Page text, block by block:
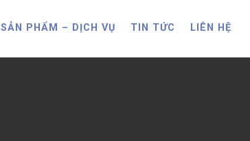
SẢN PHẨM – DỊCH VỤ TIN TỨC LIÊN HỆ